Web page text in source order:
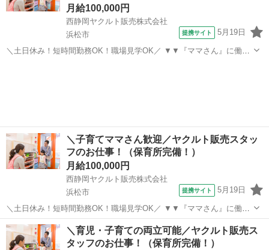
月給100,000円
西静岡ヤクルト販売株式会社
浜松市
提携サイト 5月19日
＼土日休み！短時間勤務OK！職場見学OK／ ▼▼『ママさん』に働き
＼子育てママさん歓迎／ヤクルト販売スタッ
フのお仕事！（保育所完備！）
月給100,000円
西静岡ヤクルト販売株式会社
浜松市
提携サイト 5月19日
＼土日休み！短時間勤務OK！職場見学OK／ ▼▼『ママさん』に働き
やすい就業環境をご用意▼▼ 『子育て・育児との両立を一番にサポ—
トしております！』 ◎無料で使える保育所あり（お子さんを預けなが
ら勤務可能♪） ◎未経験OK（...
静岡 浜松市 その他
＼育児・子育ての両立可能／ヤクルト販売ス
タッフのお仕事！（保育所完備！）